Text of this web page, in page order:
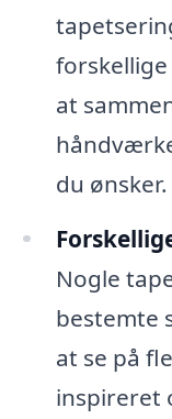
at
du ønsker.
Nogle
bestemte
at se på
inspireret